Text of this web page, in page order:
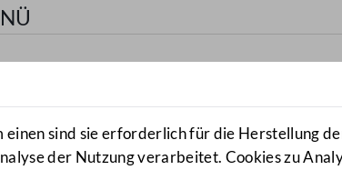
öffnen
sind sie erforderlich für die Herstellung
der Nutzung verarbeitet. Cookies zu